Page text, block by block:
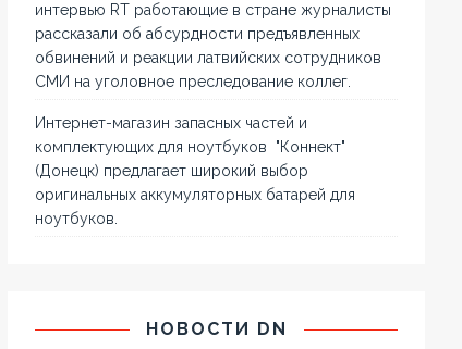
интервью RT работающие в стране журналисты
рассказали об абсурдности предъявленных
обвинений и реакции латвийских сотрудников
СМИ на уголовное преследование коллег.
Интернет-магазин запасных частей и
комплектующих для ноутбуков "Коннект"
(Донецк) предлагает широкий выбор
оригинальных аккумуляторных батарей для
ноутбуков.
НОВОСТИ DN